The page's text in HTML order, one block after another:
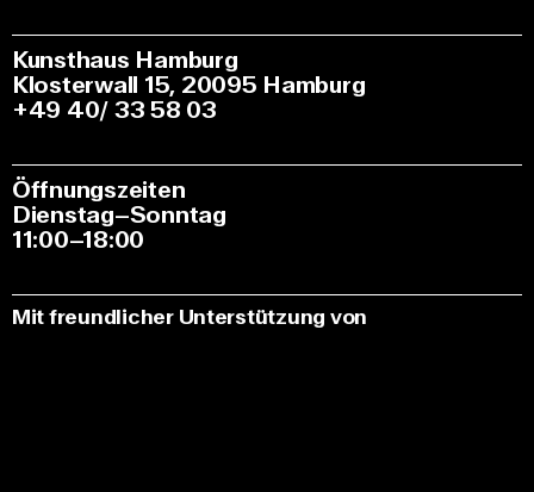
Kunsthaus Hamburg
Klosterwall 15, 20095 Hamburg
+49 40/ 33 58 03
Öffnungszeiten
Dienstag–Sonntag
11:00–18:00
Mit freundlicher Unterstützung von